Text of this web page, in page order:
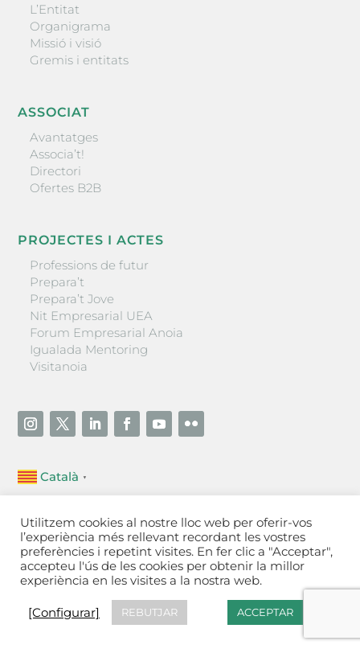
L’Entitat
Organigrama
Missió i visió
Gremis i entitats
ASSOCIAT
Avantatges
Associa’t!
Directori
Ofertes B2B
PROJECTES I ACTES
Professions de futur
Prepara’t
Prepara’t Jove
Nit Empresarial UEA
Forum Empresarial Anoia
Igualada Mentoring
Visitanoia
Català ▼
Unió Empresarial de l’Anoia (UEA)
Ctra. de Manresa, 131, 08700 – Igualada (Barcelona)
Tel 93 805 22 92
Contactar
Política
de cookies [Configurar]
Fet a Igualada per Aladetres
Utilitzem cookies al nostre lloc web per oferir-vos
l’experiència més rellevant recordant les vostres
preferències i repetint visites. En fer clic a "Acceptar",
accepteu l'ús de les cookies per obtenir la millor
experiència en les visites a la nostra web.
[Configurar] REBUTJAR ACCEPTAR